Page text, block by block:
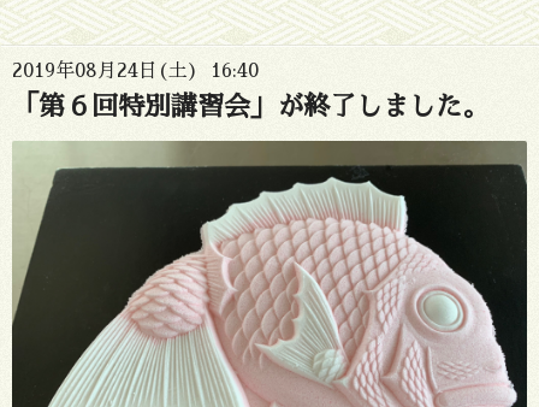
2019年08月24日(土) 16:40
「第６回特別講習会」が終了しました。